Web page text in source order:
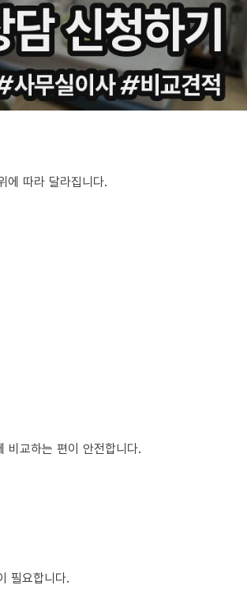
에 따라 달라집니다.
비교하는 편이 안전합니다.
필요합니다.